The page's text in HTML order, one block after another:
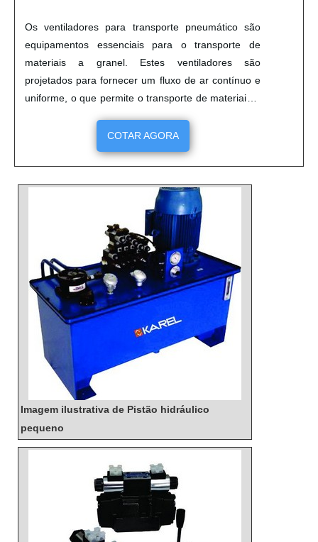
Os ventiladores para transporte pneumático são
equipamentos essenciais para o transporte de
materiais a granel. Estes ventiladores são
projetados para fornecer um fluxo de ar contínuo e
uniforme, o que permite o transporte de materiais a
granel de forma eficiente e segura. Os ventiladores
para transporte pneumático são fabricados com
materiais resistentes e duráveis, garantindo assim
um desempenho confiável e de longa duração.
Estes ventiladores são ideais para aplicações
industriais, comerciais e domésticas, pois oferecem
um transporte seguro e eficiente de materiais a
COTAR AGORA
Imagem ilustrativa de Pistão hidráulico
pequeno